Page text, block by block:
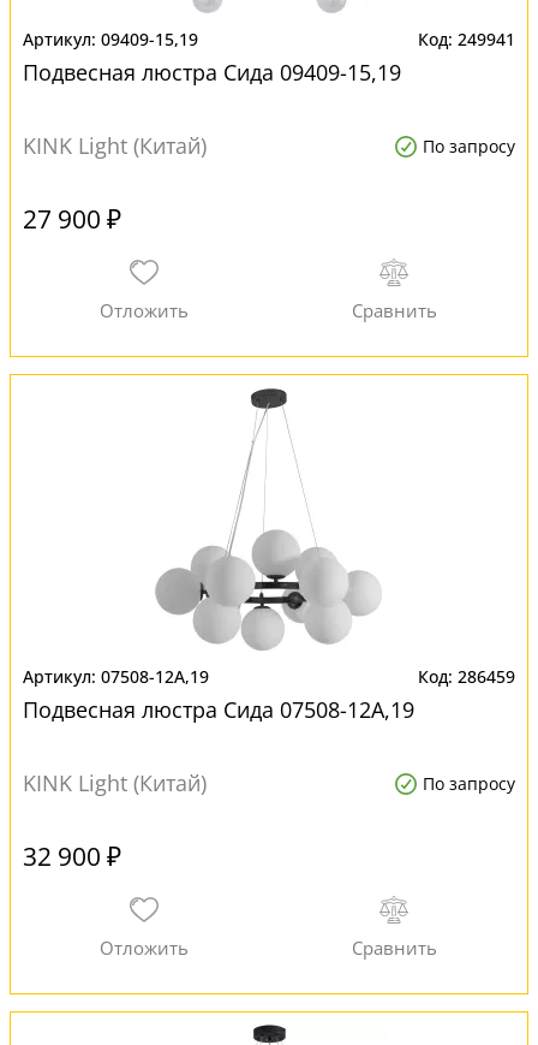
09409-15,19 249941
Подвесная люстра Сида 09409-15,19
KINK Light (Китай) По запросу
27 900 ₽
07508-12A,19 286459
Подвесная люстра Сида 07508-12A,19
KINK Light (Китай) По запросу
32 900 ₽